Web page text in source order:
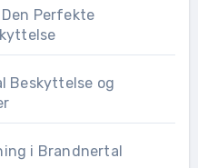
Perfekte
Beskyttelse og
i Brandnertal